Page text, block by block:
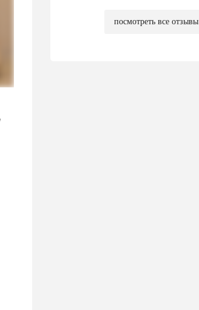
посмотреть все отзывы